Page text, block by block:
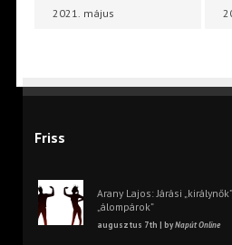
2021. május
Friss
Arany Lajos: Járási
„álompárok”
augusztus 7th | byNapút Online